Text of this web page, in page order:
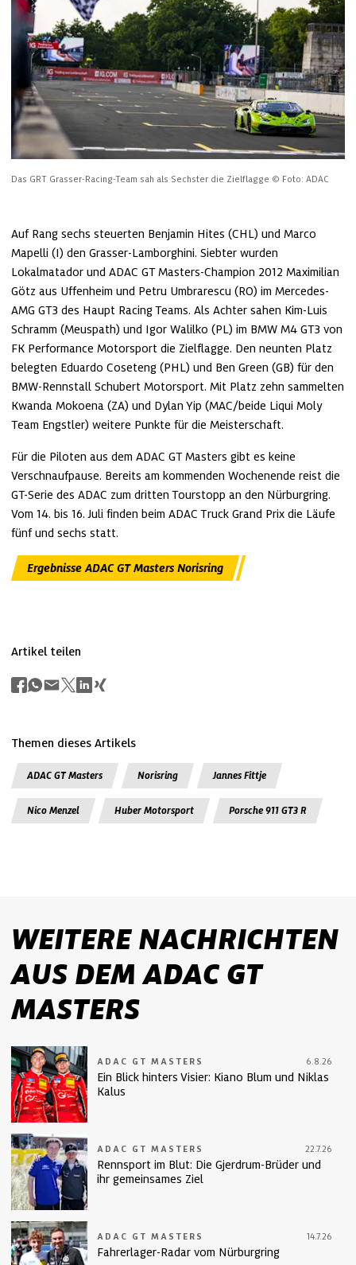
Das GRT Grasser-Racing-Team sah als Sechster die Zielflagge © Foto: ADAC
Auf Rang sechs steuerten Benjamin Hites (CHL) und Marco
Mapelli (I) den Grasser-Lamborghini. Siebter wurden
Lokalmatador und ADAC GT Masters-Champion 2012 Maximilian
Götz aus Uffenheim und Petru Umbrarescu (RO) im Mercedes-
AMG GT3 des Haupt Racing Teams. Als Achter sahen Kim-Luis
Schramm (Meuspath) und Igor Walilko (PL) im BMW M4 GT3 von
FK Performance Motorsport die Zielflagge. Den neunten Platz
belegten Eduardo Coseteng (PHL) und Ben Green (GB) für den
BMW-Rennstall Schubert Motorsport. Mit Platz zehn sammelten
Kwanda Mokoena (ZA) und Dylan Yip (MAC/beide Liqui Moly
Team Engstler) weitere Punkte für die Meisterschaft.
Für die Piloten aus dem ADAC GT Masters gibt es keine
Verschnaufpause. Bereits am kommenden Wochenende reist die
GT-Serie des ADAC zum dritten Tourstopp an den Nürburgring.
Vom 14. bis 16. Juli finden beim ADAC Truck Grand Prix die Läufe
fünf und sechs statt.
Ergebnisse ADAC GT Masters Norisring
Artikel teilen
Themen dieses Artikels
ADAC GT Masters Norisring Jannes Fittje
Nico Menzel Huber Motorsport Porsche 911 GT3 R
WEITERE NACHRICHTEN
AUS DEM ADAC GT
MASTERS
ADAC GT MASTERS 6.8.26
Ein Blick hinters Visier: Kiano Blum und Niklas
Kalus
ADAC GT MASTERS 22.7.26
Rennsport im Blut: Die Gjerdrum-Brüder und
ihr gemeinsames Ziel
ADAC GT MASTERS 14.7.26
Fahrerlager-Radar vom Nürburgring